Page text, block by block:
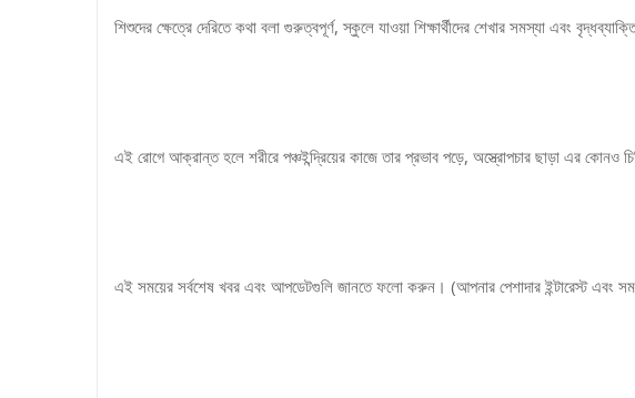
শিশুদের ক্ষেত্রে দেরিতে কথা বলা গুরুত্বপূর্ণ, স্কুলে যাওয়া শিক্ষার্থীদের শেখার সমস্যা এবং
এই রোগে আক্রান্ত হলে শরীরে পঞ্চইন্দ্রিয়ের কাজে তার প্রভাব পড়ে, অস্ত্রোপচার ছাড়া এর কোনও
এই সময়ের সর্বশেষ খবর এবং আপডেটগুলি জানতে ফলো করুন। (আপনার পেশাদার ইন্টারেস্ট এবং